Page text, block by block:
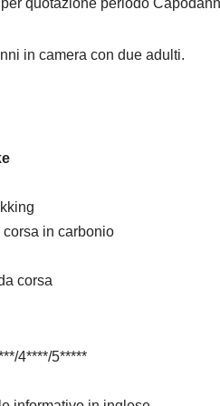
quotazione periodo
in camera con due adulti.
in carbonio
corsa
4****/5*****